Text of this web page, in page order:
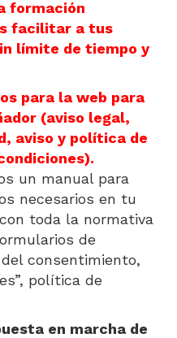
formación
facilitar a tus
límite de tiempo y
para la web para
(aviso legal,
aviso y política de
un manual para
necesarios en tu
toda la normativa
de
consentimiento,
política de
en marcha de